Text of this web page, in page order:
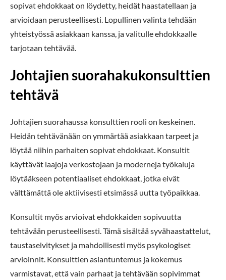
sopivat ehdokkaat on löydetty, heidät haastatellaan ja
arvioidaan perusteellisesti. Lopullinen valinta tehdään
yhteistyössä asiakkaan kanssa, ja valitulle ehdokkaalle
tarjotaan tehtävää.
Johtajien suorahakukonsulttien
tehtävä
Johtajien suorahaussa konsulttien rooli on keskeinen.
Heidän tehtävänään on ymmärtää asiakkaan tarpeet ja
löytää niihin parhaiten sopivat ehdokkaat. Konsultit
käyttävät laajoja verkostojaan ja moderneja työkaluja
löytääkseen potentiaaliset ehdokkaat, jotka eivät
välttämättä ole aktiivisesti etsimässä uutta työpaikkaa.
Konsultit myös arvioivat ehdokkaiden sopivuutta
tehtävään perusteellisesti. Tämä sisältää syvähaastattelut,
taustaselvitykset ja mahdollisesti myös psykologiset
arvioinnit. Konsulttien asiantuntemus ja kokemus
varmistavat, että vain parhaat ja tehtävään sopivimmat